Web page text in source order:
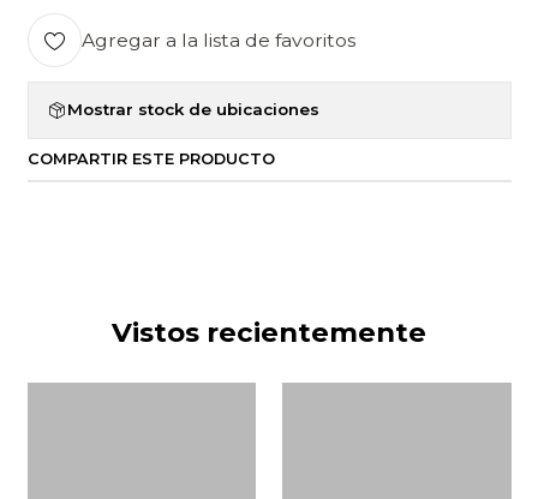
Agregar a la lista de favoritos
Mostrar stock de ubicaciones
COMPARTIR ESTE PRODUCTO
Vistos recientemente